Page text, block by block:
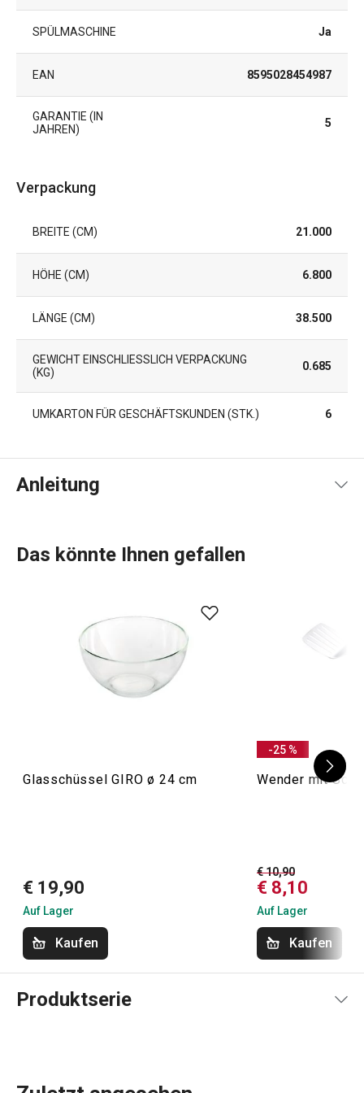
SPÜLMASCHINE Ja
EAN 8595028454987
GARANTIE (IN
JAHREN)
5
Verpackung
BREITE (CM) 21.000
HÖHE (CM) 6.800
LÄNGE (CM) 38.500
GEWICHT EINSCHLIESSLICH VERPACKUNG (
KG)
0.685
UMKARTON FÜR GESCHÄFTSKUNDEN (STK.) 6
Anleitung
Das könnte Ihnen gefallen
Glasschüssel GIRO ø 24 cm
€ 19,90
Auf Lager
Kaufen
-25 %
Wender mit
€ 10,90
€ 8,10
Auf Lager
Kaufen
Produktserie